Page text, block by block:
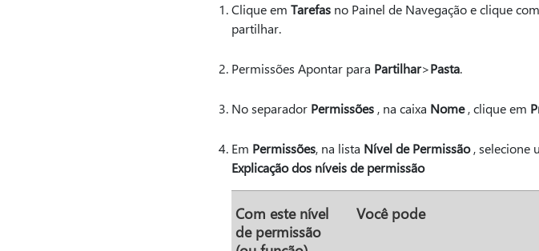
Clique em Tarefasno Painel de Navegação e clique
partilhar.
Permissões Apontar para Partilhar>Pasta.
No separador Permissões, na caixa Nome, clique em
Em Permissões, na lista Nível de Permissão, selecione
Explicação dos níveis de permissão
Com este nível
de permissão
Você pode